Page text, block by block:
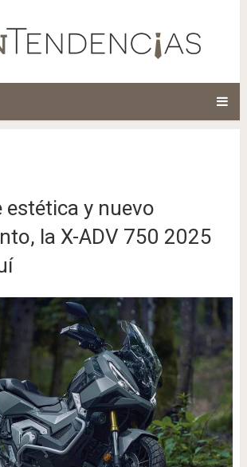
estética y nuevo
la X-ADV 750 2025